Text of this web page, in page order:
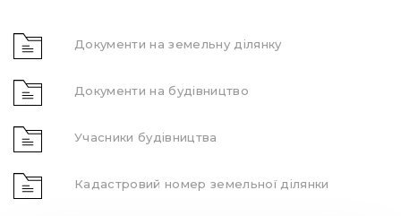
Документи на земельну ділянку
Документи на будівництво
Учасники будівництва
Кадастровий номер земельної ділянки